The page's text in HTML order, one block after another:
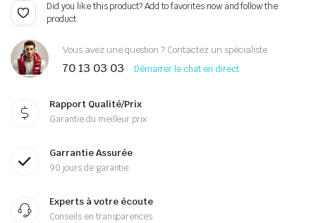
Did you like this product? Add to favorites now and follow the
product.
Vous avez une question ? Contactez un spécialiste
70 13 03 03 Démarrer le chat en direct
Rapport Qualité/Prix
Garantie du meilleur prix
Garrantie Assurée
90 jours de garantie
Experts à votre écoute
Conseils en transparences